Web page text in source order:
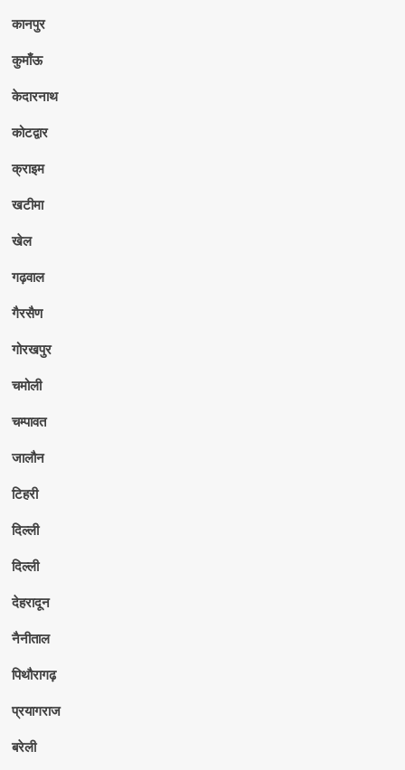
कानपुर
कुमाँऊ
केदारनाथ
कोटद्वार
क्राइम
खटीमा
खेल
गढ़वाल
गैरसैण
गोरखपुर
चमोली
चम्पावत
जालौन
टिहरी
दिल्ली
दिल्ली
देहरादून
नैनीताल
पिथौरागढ़
प्रयागराज
बरेली